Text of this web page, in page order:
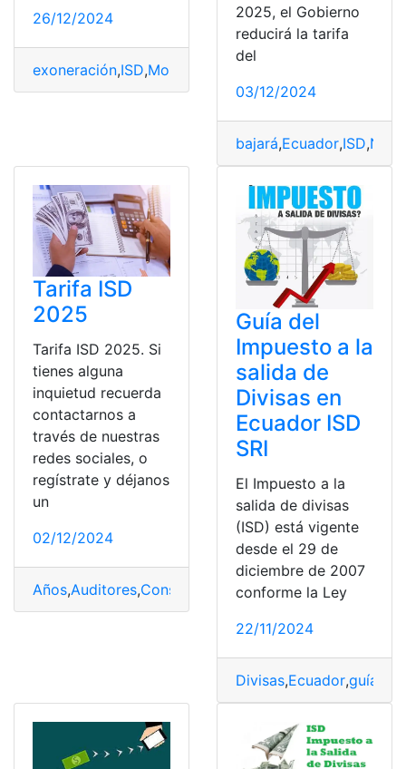
26/12/2024
exoneración,ISD,Monto
2025, el Gobierno
reducirá la tarifa
del
03/12/2024
bajará,Ecuador,ISD,
Tarifa ISD
2025
Tarifa ISD 2025. Si
tienes alguna
inquietud recuerda
contactarnos a
través de nuestras
redes sociales, o
regístrate y déjanos
un
02/12/2024
Años,Auditores,Consultores Ecuador,ISD,Tarifa
Guía del
Impuesto a la
salida de
Divisas en
Ecuador ISD
SRI
El Impuesto a la
salida de divisas
(ISD) está vigente
desde el 29 de
diciembre de 2007
conforme la Ley
22/11/2024
Divisas,Ecuador,guía